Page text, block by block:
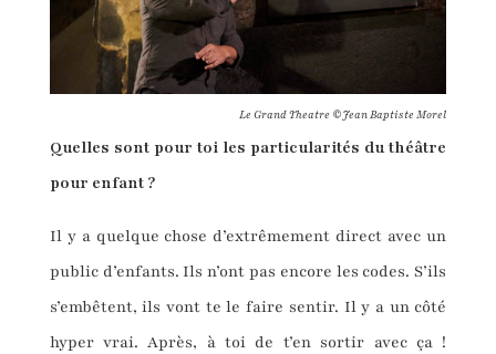
Le Grand Theatre ©Jean Baptiste Morel
Quelles sont pour toi les particularités du théâtre
pour enfant ?
Il y a quelque chose d’extrêmement direct avec un
public d’enfants. Ils n’ont pas encore les codes. S’ils
s’embêtent, ils vont te le faire sentir. Il y a un côté
hyper vrai. Après, à toi de t’en sortir avec ça !